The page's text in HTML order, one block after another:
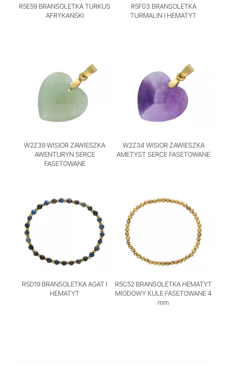
R5E59 BRANSOLETKA TURKUS
AFRYKAŃSKI
R5F03 BRANSOLETKA
TURMALIN I HEMATYT
W2Z39 WISIOR ZAWIESZKA
AWENTURYN SERCE
FASETOWANE
W2Z34 WISIOR ZAWIESZKA
AMETYST SERCE FASETOWANE
R5D19 BRANSOLETKA AGAT I
HEMATYT
R5C52 BRANSOLETKA HEMATYT
MIODOWY KULE FASETOWANE 4
mm